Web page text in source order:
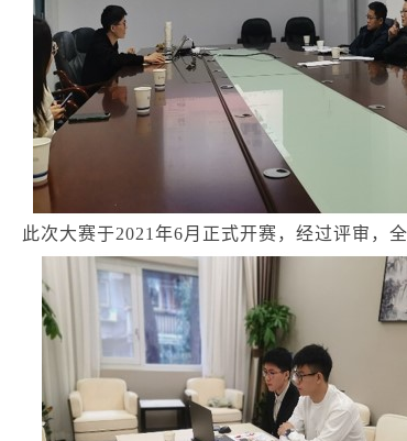
此次大赛于2021年6月正式开赛，经过评审，